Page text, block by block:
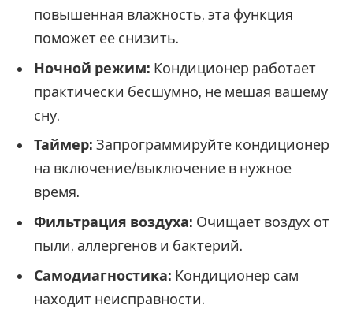
повышенная влажность, эта функция
поможет ее снизить.
Ночной режим: Кондиционер работает
практически бесшумно, не мешая вашему
сну.
Таймер: Запрограммируйте кондиционер
на включение/выключение в нужное
время.
Фильтрация воздуха: Очищает воздух от
пыли, аллергенов и бактерий.
Самодиагностика: Кондиционер сам
находит неисправности.